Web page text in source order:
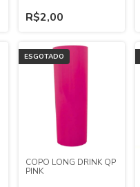
R$2,00
ESGOTADO
COPO LONG DRINK QP
PINK